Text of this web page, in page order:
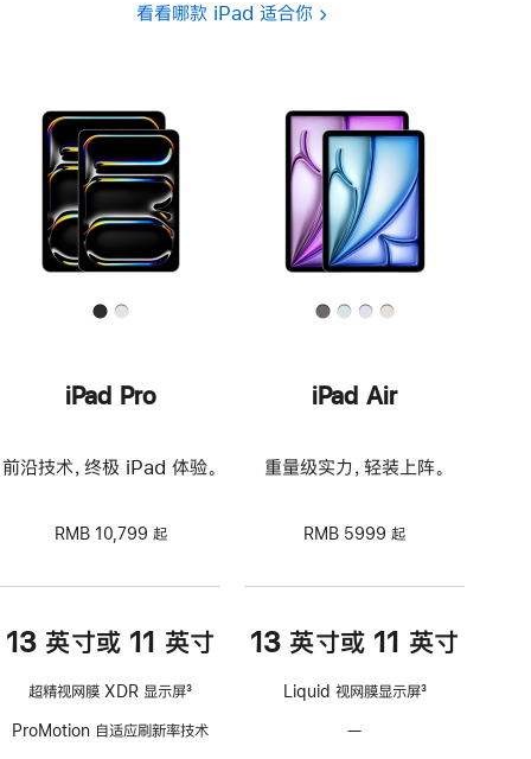
看看哪款 iPad 适合你
iPad Pro
前沿技术，终极 iPad 体验。
RMB 10,799 起
13 英寸或 11 英寸
超精视网膜 XDR 显示屏
注
3
ProMotion 自适应刷新率技术
iPad Air
重量级实力，轻装上阵。
RMB 5999 起
13 英寸或 11 英寸
Liquid 视网膜显示屏3
—